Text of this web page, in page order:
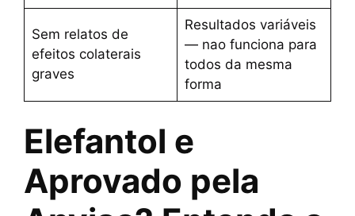
Sem relatos de
efeitos colaterais
graves
Resultados variáveis
— nao funciona para
todos da mesma
forma
Elefantol e
Aprovado pela